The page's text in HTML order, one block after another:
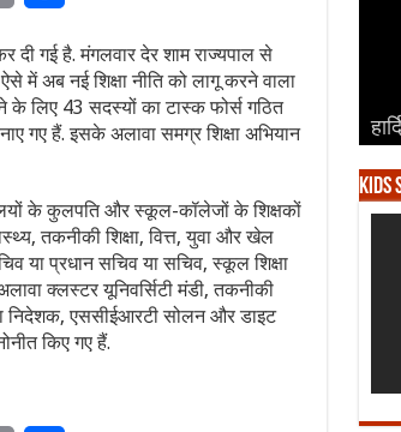
दी गई है. मंगलवार देर शाम राज्यपाल से
में अब नई शिक्षा नीति को लागू करने वाला
के लिए 43 सदस्यों का टास्क फोर्स गठित
गए हैं. इसके अलावा समग्र शिक्षा अभियान
के कुलपति और स्कूल-कॉलेजों के शिक्षकों
तकनीकी शिक्षा, वित्त, युवा और खेल
या प्रधान सचिव या सचिव, स्कूल शिक्षा
क्लस्टर यूनिवर्सिटी मंडी, तकनीकी
निदेशक, एससीईआरटी सोलन और डाइट
किए गए हैं.
Kids